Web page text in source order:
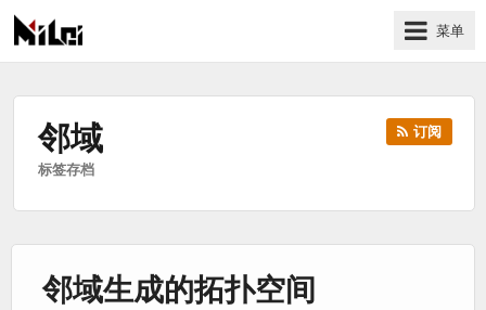
有
技
菜单
邻域
标签存档
订阅
邻域生成的拓扑空间